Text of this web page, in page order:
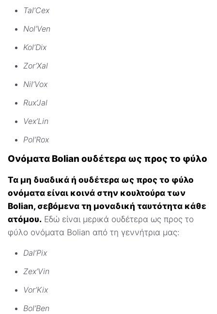
Tal’Cex
Nol’Ven
Kol’Dix
Zor’Xal
Nil’Vox
Rux’Jal
Vex’Lin
Pol’Rox
Ονόματα Bolian ουδέτερα ως προς το φύλο
Τα μη δυαδικά ή ουδέτερα ως προς το φύλο
ονόματα είναι κοινά στην κουλτούρα των
Bolian, σεβόμενα τη μοναδική ταυτότητα κάθε
ατόμου. Εδώ είναι μερικά ουδέτερα ως προς το
φύλο ονόματα Bolian από τη γεννήτρια μας:
Dal’Pix
Zex’Vin
Vor’Kix
Bol’Ben